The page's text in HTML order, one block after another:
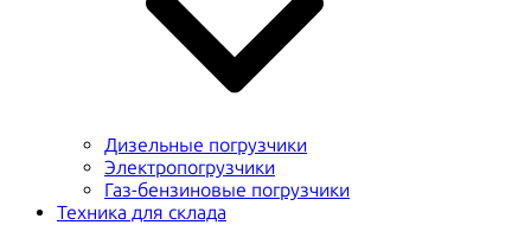
Дизельные погрузчики
Электропогрузчики
Газ-бензиновые погрузчики
Техника для склада